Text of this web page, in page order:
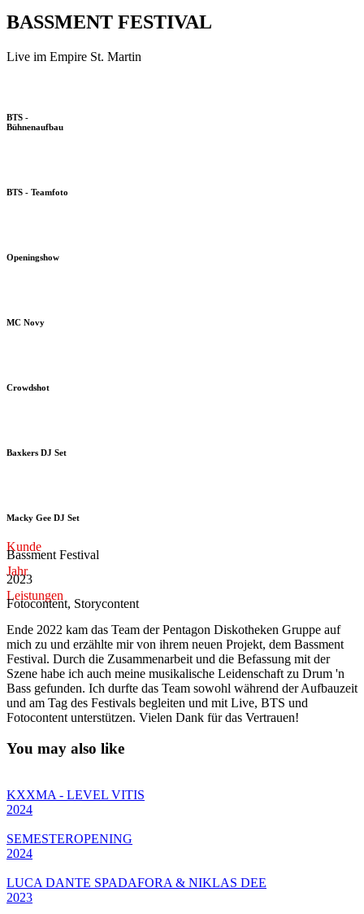
BASSMENT FESTIVAL
Live im Empire St. Martin
BTS -
Bühnenaufbau
BTS - Teamfoto
Openingshow
MC Novy
Crowdshot
Baxkers DJ Set
Macky Gee DJ Set
Kunde
Bassment Festival
Jahr
2023
Leistungen
Fotocontent, Storycontent
Ende 2022 kam das Team der Pentagon Diskotheken Gruppe auf
mich zu und erzählte mir von ihrem neuen Projekt, dem Bassment
Festival. Durch die Zusammenarbeit und die Befassung mit der
Szene habe ich auch meine musikalische Leidenschaft zu Drum 'n
Bass gefunden. Ich durfte das Team sowohl während der Aufbauzeit
und am Tag des Festivals begleiten und mit Live, BTS und
Fotocontent unterstützen. Vielen Dank für das Vertrauen!
You may also like
KXXMA - LEVEL VITIS
2024
SEMESTEROPENING
2024
LUCA DANTE SPADAFORA & NIKLAS DEE
2023